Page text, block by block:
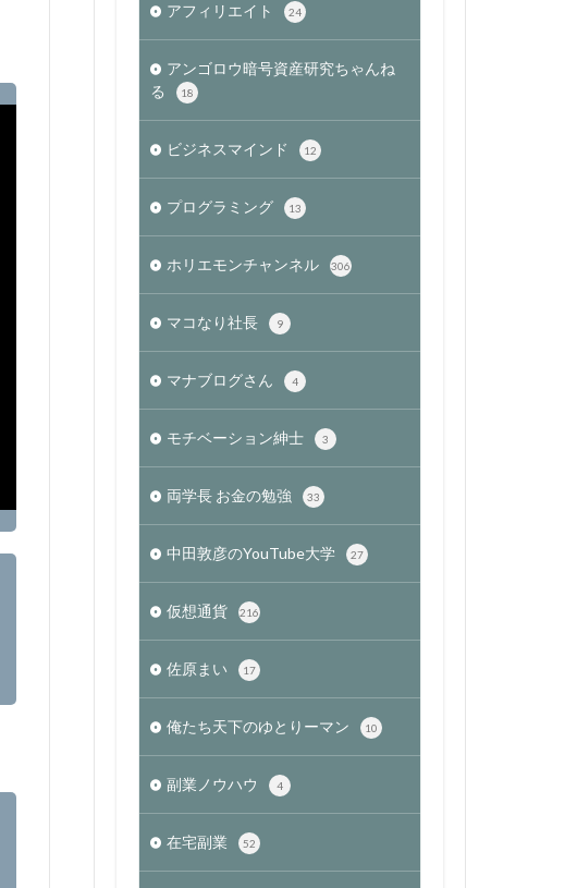
アフィリエイト 24
アンゴロウ暗号資産研究ちゃんね
る
18
ビジネスマインド 12
プログラミング 13
ホリエモンチャンネル 306
マコなり社長 9
マナブログさん 4
モチベーション紳士 3
両学長 お金の勉強 33
中田敦彦のYouTube大学 27
仮想通貨 216
佐原まい 17
俺たち天下のゆとりーマン 10
副業ノウハウ 4
在宅副業 52